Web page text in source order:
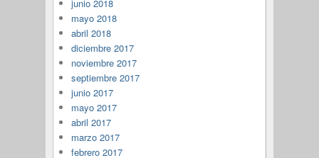
junio 2018
mayo 2018
abril 2018
diciembre 2017
noviembre 2017
septiembre 2017
junio 2017
mayo 2017
abril 2017
marzo 2017
febrero 2017